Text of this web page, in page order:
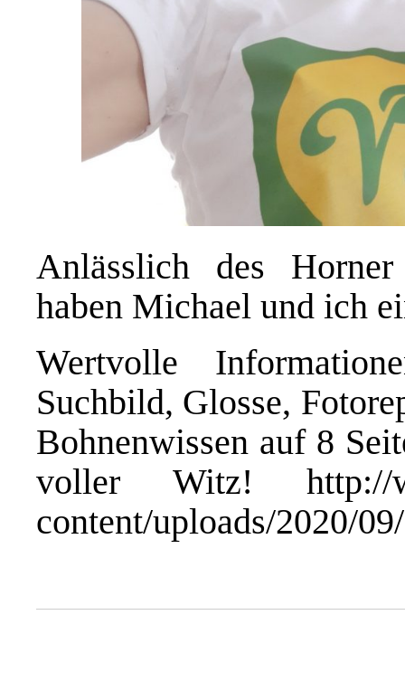
Anlässlich des
haben Michael und ich
Wertvolle
Suchbild, Glosse,
Bohnenwissen auf 8
voller Witz! http://
content/uploads/2020/